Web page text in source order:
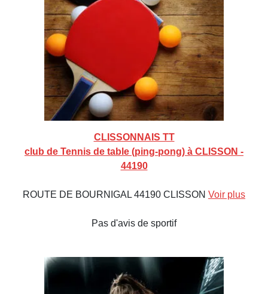
CLISSONNAIS TT
club de Tennis de table (ping-pong) à CLISSON -
44190
ROUTE DE BOURNIGAL 44190 CLISSON Voir plus
Pas d'avis de sportif